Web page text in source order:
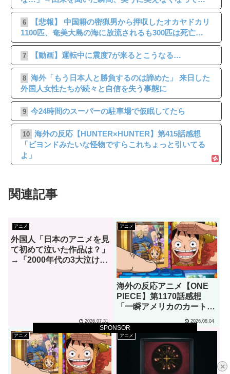
×
SPONSOR
6
【悲報】 中国籍の密猟男から押収したオカヤドカリ
1100匹、奄美大島の海に放流されるも300匹は死亡…
7 【動画】運転中に震度7が来るとこうなる…
8 海外「もう日本人と勝負するのは諦めた」 来日した
外国人女性たちが続々と自信を失う事態に
9 今24時間のスーパーの駐車場で仮眠してたら
10 海外の反応【HUNTER×HUNTER】第415話感想
「ビヨンドみたいな怪物ですらこれちょっと引いてる
よ」
関連記事
アニメ
外国人「日本のアニメを見
て初めて泣いた作品は？」
→「2000年代の3大泣ける
2026.07.31
アニメ
海外の反応アニメ【ONE
PIECE】第1170話感想
「一瞬アメリカのカートゥ
ーンでも見てるのかと思っ
たわ」
2026.08.04
アニメ アニメ